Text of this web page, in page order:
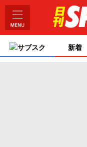
サブスク 新着